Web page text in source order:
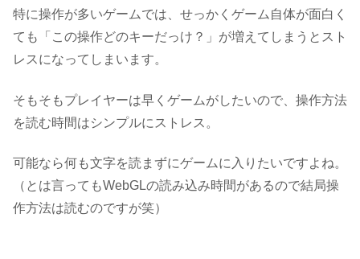
特に操作が多いゲームでは、せっかくゲーム自体が面白く
ても「この操作どのキーだっけ？」が増えてしまうとスト
レスになってしまいます。
そもそもプレイヤーは早くゲームがしたいので、操作方法
を読む時間はシンプルにストレス。
可能なら何も文字を読まずにゲームに入りたいですよね。
（とは言ってもWebGLの読み込み時間があるので結局操
作方法は読むのですが笑）